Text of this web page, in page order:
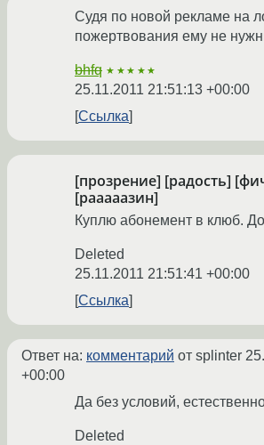
Судя по новой рекламе на
пожертвования ему не
bhfq ★★★★★
25.11.2011 21:51:13 +00:00
Ссылка
[прозрение] [радость]
[рааааазин]
Куплю абонемент в клюб.
Deleted
25.11.2011 21:51:41 +00:00
Ссылка
Ответ на: комментарий от splinter
+00:00
Да без условий,
Deleted